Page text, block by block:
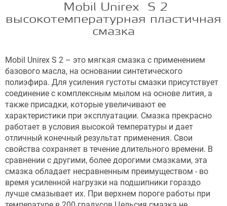
Mobil Unirex S 2
высокотемпературная пластичная
смазка
Mobil Unirex S 2 – это мягкая смазка с применением
базового масла, на основании синтетического
полиэфира. Для усиления густоты смазки присутствует
соединение с комплексным мылом на основе лития, а
также присадки, которые увеличивают ее
характеристики при эксплуатации. Смазка прекрасно
работает в условия высокой температуры и дает
отличный конечный результат применения. Свои
свойства сохраняет в течение длительного времени. В
сравнении с другими, более дорогими смазками, эта
смазка обладает несравненным преимуществом - во
время усиленной нагрузки на подшипники гораздо
лучше смазывает их. При верхнем пороге работы при